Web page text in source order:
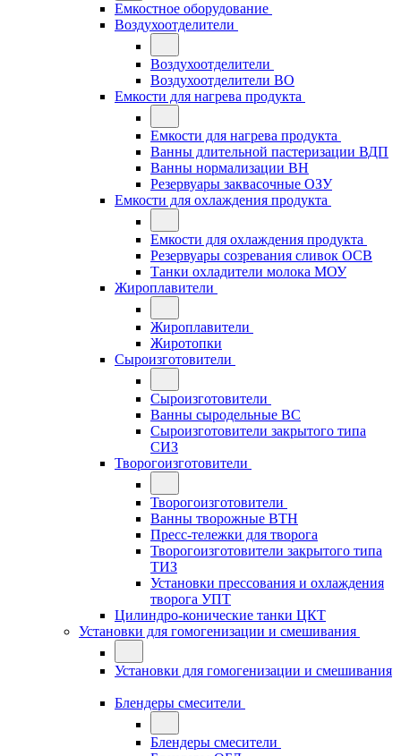
Емкостное оборудование
Воздухоотделители
Воздухоотделители
Воздухоотделители ВО
Емкости для нагрева продукта
Емкости для нагрева продукта
Ванны длительной пастеризации ВДП
Ванны нормализации ВН
Резервуары заквасочные ОЗУ
Емкости для охлаждения продукта
Емкости для охлаждения продукта
Резервуары созревания сливок ОСВ
Танки охладители молока МОУ
Жироплавители
Жироплавители
Жиротопки
Сыроизготовители
Сыроизготовители
Ванны сыродельные ВС
Сыроизготовители закрытого типа
СИЗ
Творогоизготовители
Творогоизготовители
Ванны творожные ВТН
Пресс-тележки для творога
Творогоизготовители закрытого типа
ТИЗ
Установки прессования и охлаждения
творога УПТ
Цилиндро-конические танки ЦКТ
Установки для гомогенизации и смешивания
Установки для гомогенизации и смешивания
Блендеры смесители
Блендеры смесители